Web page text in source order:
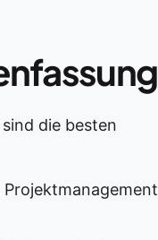
die besten